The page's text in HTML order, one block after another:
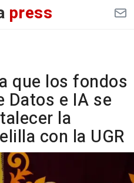
press
que los fondos
Datos e IA se
la
con la UGR